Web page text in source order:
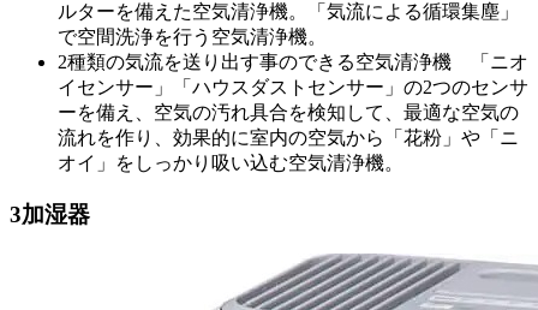
ルターを備えた空気清浄機。「気流による循環集塵」
で空間洗浄を行う空気清浄機。
2種類の気流を送り出す事のできる空気清浄機 「ニオ
イセンサー」「ハウスダストセンサー」の2つのセンサ
ーを備え、空気の汚れ具合を検知して、最適な空気の
流れを作り、効果的に室内の空気から「花粉」や「ニ
オイ」をしっかり吸い込む空気清浄機。
3加湿器